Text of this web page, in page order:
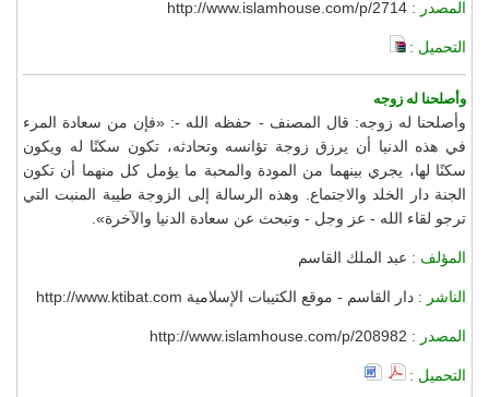
المصدر : http://www.islamhouse.com/p/2714
التحميل :
وأصلحنا له زوجه
وأصلحنا له زوجه: قال المصنف - حفظه الله -: «فإن من سعادة المرء
في هذه الدنيا أن يرزق زوجة تؤانسه وتحادثه، تكون سكنًا له ويكون
سكنًا لها، يجري بينهما من المودة والمحبة ما يؤمل كل منهما أن تكون
الجنة دار الخلد والاجتماع. وهذه الرسالة إلى الزوجة طيبة المنبت التي
ترجو لقاء الله - عز وجل - وتبحث عن سعادة الدنيا والآخرة».
المؤلف : عبد الملك القاسم
الناشر : دار القاسم - موقع الكتيبات الإسلامية http://www.ktibat.com
المصدر : http://www.islamhouse.com/p/208982
التحميل :